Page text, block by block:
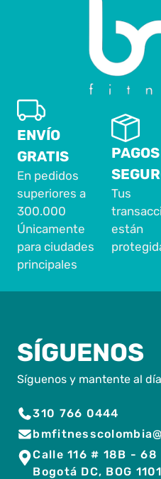
ENVÍO
GRATIS
En pedidos
superiores a
300.000
Únicamente
para ciudades
principales
Tus
están
SÍGUENOS
Síguenos y mantente al
310 766 0444
Calle 116 # 18B - 68
Bogotá DC, BOG